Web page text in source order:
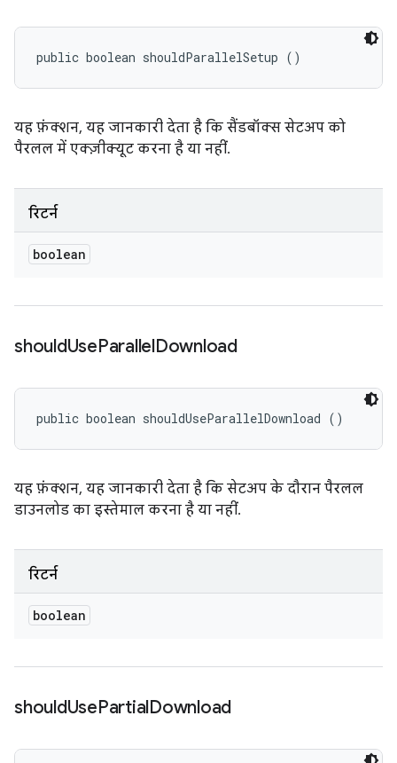
public boolean shouldParallelSetup ()
यह फ़ंक्शन, यह जानकारी देता है कि सैंडबॉक्स सेटअप को
पैरलल में एक्ज़ीक्यूट करना है या नहीं.
रिटर्न
boolean
shouldUseParallelDownload
public boolean shouldUseParallelDownload ()
यह फ़ंक्शन, यह जानकारी देता है कि सेटअप के दौरान पैरलल
डाउनलोड का इस्तेमाल करना है या नहीं.
रिटर्न
boolean
shouldUsePartialDownload